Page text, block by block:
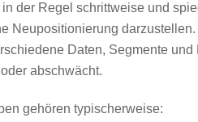
der Regel schrittweise und
Neupositionierung
Daten, Segmente
abschwächt.
gehören typischerweise: